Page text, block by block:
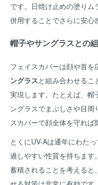
です。日焼け止めの塗りム
併用することでさらに安心
帽子やサングラスとの
フェイスカバーは顔や首を
ングラスと組み合わせる
実現します。たとえば、
ングラスでまぶしさや目
スカバーで顔全体を守れば
とくにUV-Aは通年にわた
過しやすい性質を持ちま
蓄積されることを考えると